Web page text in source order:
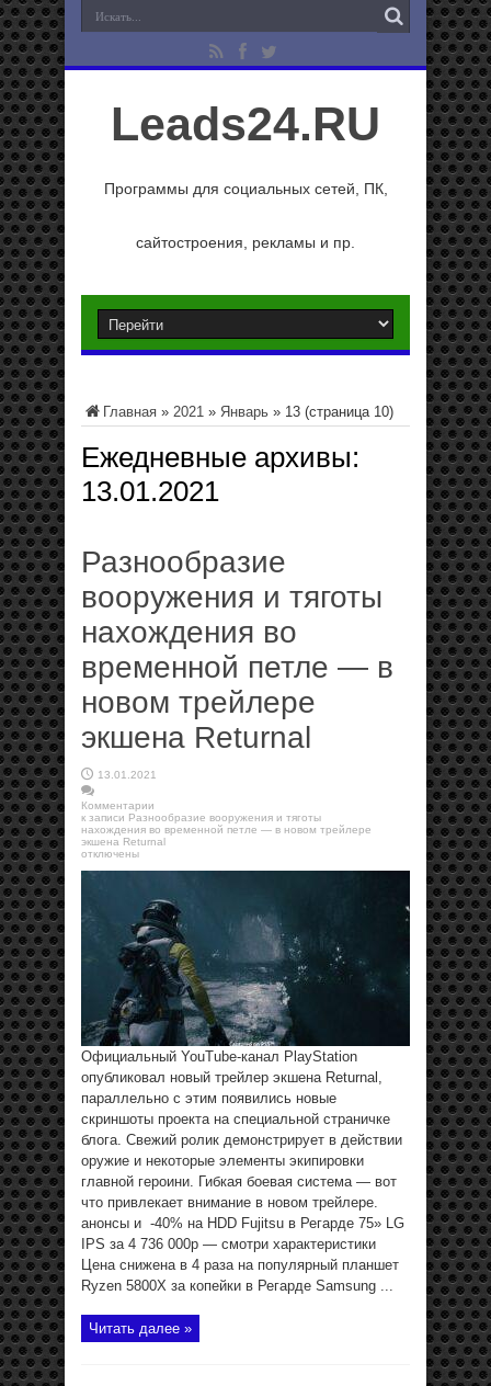
Leads24.RU
Программы для социальных сетей, ПК,
сайтостроения, рекламы и пр.
Главная » 2021 » Январь » 13 (страница 10)
Ежедневные архивы:
13.01.2021
Разнообразие
вооружения и тяготы
нахождения во
временной петле — в
новом трейлере
экшена Returnal
13.01.2021
Комментарии
к записи Разнообразие вооружения и тяготы
нахождения во временной петле — в новом трейлере
экшена Returnal
отключены
Официальный YouTube-канал PlayStation
опубликовал новый трейлер экшена Returnal,
параллельно с этим появились новые
скриншоты проекта на специальной страничке
блога. Свежий ролик демонстрирует в действии
оружие и некоторые элементы экипировки
главной героини. Гибкая боевая система — вот
что привлекает внимание в новом трейлере.
анонсы и -40% на HDD Fujitsu в Регарде 75» LG
IPS за 4 736 000р — смотри характеристики
Цена снижена в 4 раза на популярный планшет
Ryzen 5800X за копейки в Регарде Samsung ...
Читать далее »